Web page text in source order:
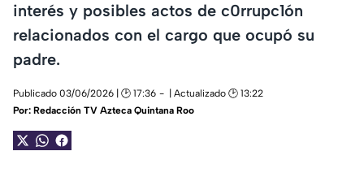
interés y posibles actos de c0rrupc1ón
relacionados con el cargo que ocupó su
padre.
Publicado 03/06/2026 | 🕑 17:36
| Actualizado 🕑 13:22
Por: Redacción TV Azteca Quintana Roo